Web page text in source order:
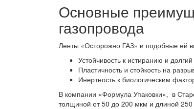
Основные
газопровода
Ленты «Осторожно ГАЗ» и подобные ей
Устойчивость к истиранию и
Пластичность и стойкость на
Инертность к биологическим
В компании «Формула Упаковки», в
толщиной от 50 до 200 мкм и длиной 250